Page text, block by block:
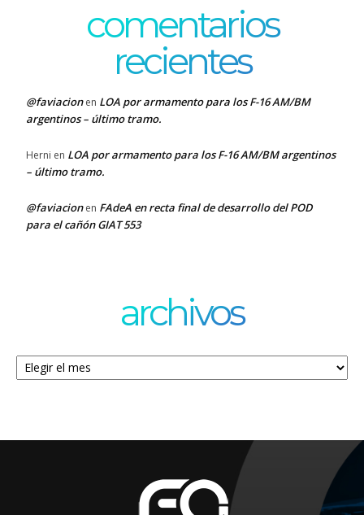
comentarios
recientes
@faviacionen LOA por armamento para los F-16 AM/BM
argentinos – último tramo.
Herni en LOA por armamento para los F-16 AM/BM argentinos
– último tramo.
@faviacionen FAdeA en recta final de desarrollo del POD
para el cañón GIAT 553
archivos
Archivos